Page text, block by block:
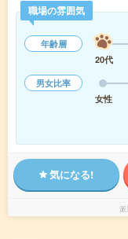
職場の雰囲気
年齢層
20代
男女比率
女性
気になる!
派